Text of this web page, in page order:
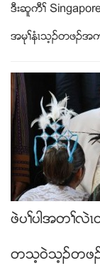
ဒီးဆူကီႈ
အမုႈနံၚသ့ဥတဖဥအ
ဖဲပႈပါအတႈလဲ
တသ့၀ဲသ့ဥတဖဥ